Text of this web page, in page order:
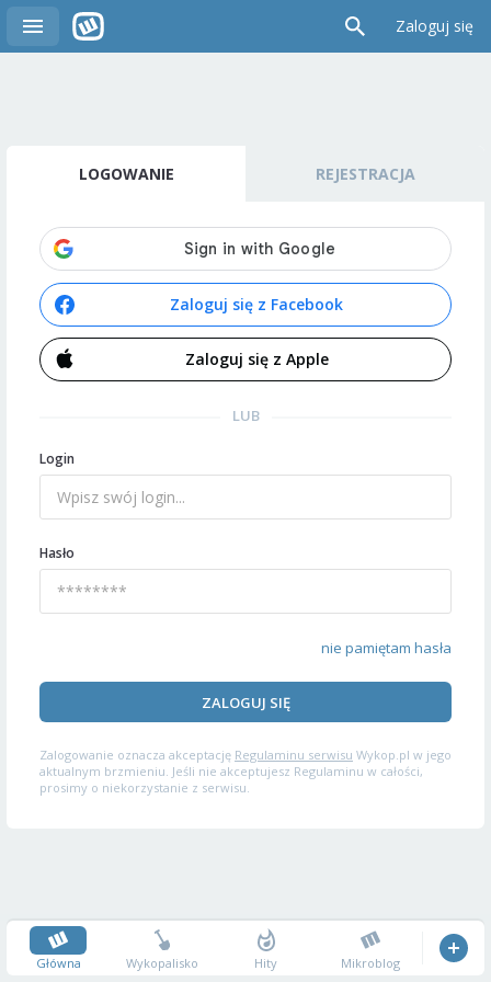
Zaloguj się
LOGOWANIE REJESTRACJA
Zaloguj się z Facebook
Zaloguj się z Apple
LUB
Login
Hasło
nie pamiętam hasła
ZALOGUJ SIĘ
Zalogowanie oznacza akceptację Regulaminu serwisu Wykop.pl w jego
aktualnym brzmieniu. Jeśli nie akceptujesz Regulaminu w całości,
prosimy o niekorzystanie z serwisu.
Główna Wykopalisko Hity Mikroblog